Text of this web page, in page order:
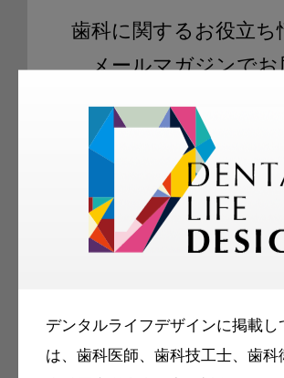
デンタルライフデザインに掲載し
は、歯科医師、歯科技工士、歯科
歯科に関するお役立ち
メールマガジンでお
ご登録いただいた職種（歯科
科衛生士、歯科技工士）に合
容のメールマガジンをお届け